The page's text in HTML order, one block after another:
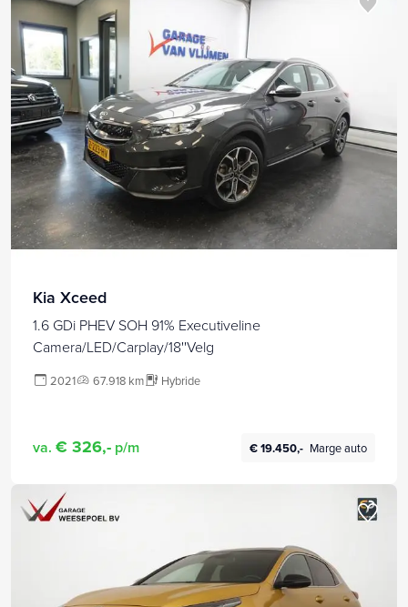
Kia Xceed
1.6 GDi PHEV SOH 91% Executiveline
Camera/LED/Carplay/18''Velg
2021 67.918 km Hybride
va. € 326,- p/m € 19.450,- Marge auto